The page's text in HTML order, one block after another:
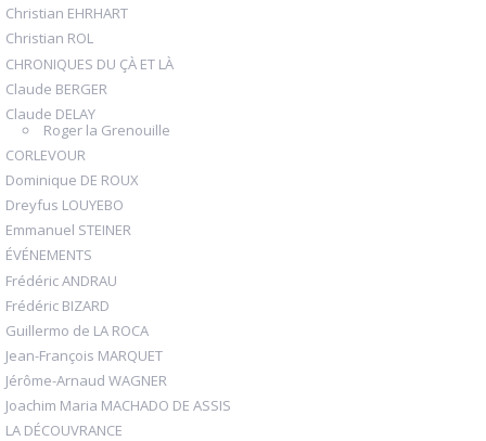
Christian EHRHART
Christian ROL
CHRONIQUES DU ÇÀ ET LÀ
Claude BERGER
Claude DELAY
Roger la Grenouille
CORLEVOUR
Dominique DE ROUX
Dreyfus LOUYEBO
Emmanuel STEINER
ÉVÉNEMENTS
Frédéric ANDRAU
Frédéric BIZARD
Guillermo de LA ROCA
Jean-François MARQUET
Jérôme-Arnaud WAGNER
Joachim Maria MACHADO DE ASSIS
LA DÉCOUVRANCE